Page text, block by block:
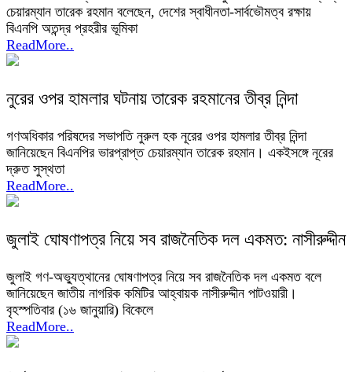
চেয়ারম্যান তারেক রহমান বলেছেন, দেশের স্বাধীনতা-সার্বভৌমত্ব রক্ষায়
বিএনপি অতন্দ্র প্রহরীর ভূমিকা
ReadMore..
নুরের ওপর হামলার ঘটনায় তারেক রহমানের তীব্র নিন্দা
গণঅধিকার পরিষদের সভাপতি নুরুল হক নূরের ওপর হামলার তীব্র নিন্দা
জানিয়েছেন বিএনপির ভারপ্রাপ্ত চেয়ারম্যান তারেক রহমান। একইসঙ্গে নূরের
দ্রুত সুস্থতা
ReadMore..
জুলাই ঘোষণাপত্র নিয়ে সব রাজনৈতিক দল একমত: নাসীরুদ্দীন
জুলাই গণ-অভ্যুত্থানের ঘোষণাপত্র নিয়ে সব রাজনৈতিক দল একমত বলে
জানিয়েছেন জাতীয় নাগরিক কমিটির আহ্বায়ক নাসীরুদ্দীন পাটওয়ারী।
বৃহস্পতিবার (১৬ জানুয়ারি) বিকেলে
ReadMore..